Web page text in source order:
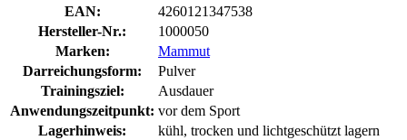
EAN:
4260121347538
Hersteller-Nr.:
1000050
Marken:
Mammut
Darreichungsform:
Pulver
Trainingsziel:
Ausdauer
Anwendungszeitpunkt: vor dem Sport
Lagerhinweis:
kühl, trocken und lichtgeschützt lagern